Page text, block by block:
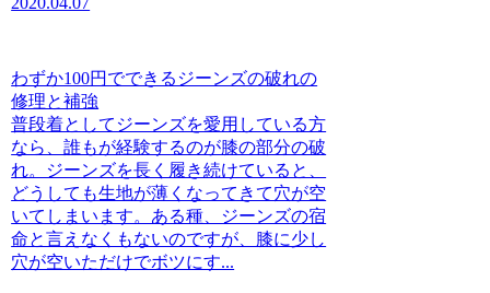
わずか100円でできるジーンズの破れの
修理と補強
普段着としてジーンズを愛用している方
なら、誰もが経験するのが膝の部分の破
れ。ジーンズを長く履き続けていると、
どうしても生地が薄くなってきて穴が空
いてしまいます。ある種、ジーンズの宿
命と言えなくもないのですが、膝に少し
穴が空いただけでボツにす...